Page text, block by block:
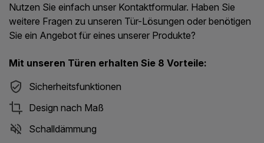
Nutzen Sie einfach unser Kontaktformular. Haben Sie
weitere Fragen zu unseren Tür-Lösungen oder benötigen
Sie ein Angebot für eines unserer Produkte?
Mit unseren Türen erhalten Sie 8 Vorteile:
Sicherheitsfunktionen
Design nach Maß
Schalldämmung